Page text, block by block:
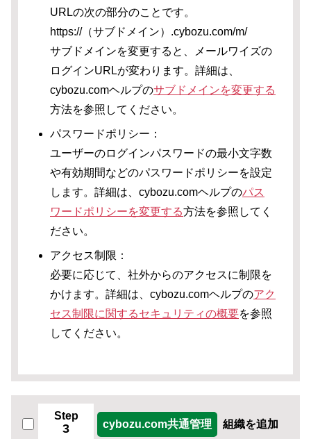
URLの次の部分のことです。
https://（サブドメイン）.cybozu.com/m/
サブドメインを変更すると、メールワイズの
ログインURLが変わります。詳細は、
cybozu.comヘルプのサブドメインを変更する
方法を参照してください。
パスワードポリシー：
ユーザーのログインパスワードの最小文字数
や有効期間などのパスワードポリシーを設定
します。詳細は、cybozu.comヘルプのパス
ワードポリシーを変更する方法を参照してく
ださい。
アクセス制限：
必要に応じて、社外からのアクセスに制限を
かけます。詳細は、cybozu.comヘルプのアク
セス制限に関するセキュリティの概要を参照
してください。
Step
3 cybozu.com共通管理
組織を追加